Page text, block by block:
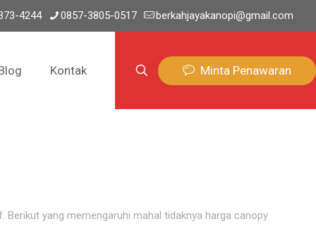
4244 0857-3805-0517 berkahjayakanopi@gmail.com
Kontak Minta Penawaran
Berikut yang memengaruhi mahal tidaknya harga canopy